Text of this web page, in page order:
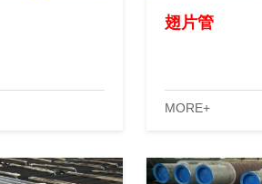
翅片管
MORE+